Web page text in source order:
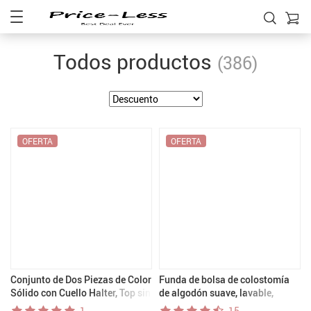
Todos productos (386)
Conjunto de Dos Piezas de Color
Sólido con Cuello Halter, Top sin
Mangas Cruzado y Pantalones
OFERTA
Funda de bolsa de colostomía
de algodón suave, lavable,
reutilizable, transpirable, funda
OFERTA